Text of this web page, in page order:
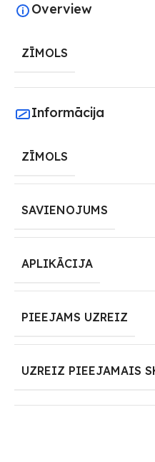
Overview
ZĪMOLS
Informācija
ZĪMOLS
SAVIENOJUMS
APLIKĀCIJA
PIEEJAMS UZREIZ
UZREIZ PIEEJAMAIS